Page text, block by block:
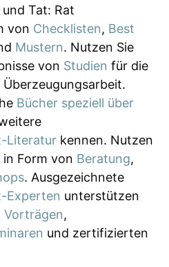
Tat: Rat
von Checklisten, Best
Mustern. Nutzen Sie
von Studien für die
Bücher speziell über
Literatur kennen. Nutzen
in Form von Beratung,
. Ausgezeichnete
Experten unterstützen
Vorträgen,
und zertifizierten